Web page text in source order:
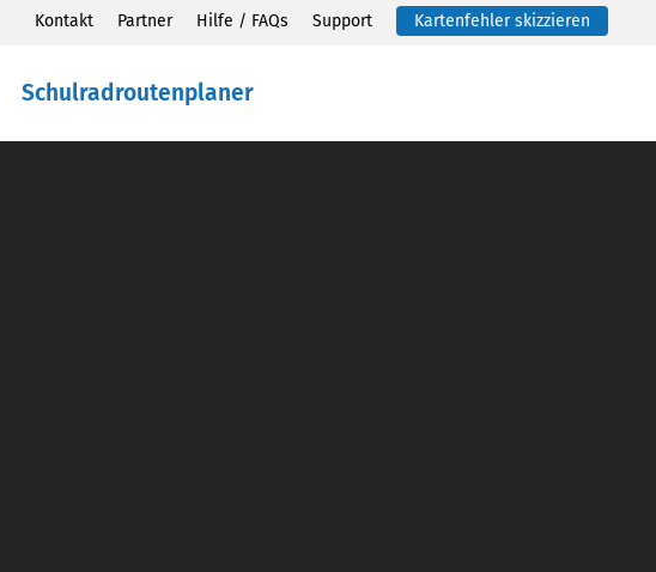
Kontakt Partner Hilfe / FAQs Support Kartenfehler skizzieren
Schulradroutenplaner